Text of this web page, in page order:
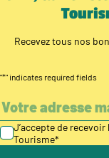
Recevez tous nos
"*" indicates required fields
J’accepte de
Tourisme*